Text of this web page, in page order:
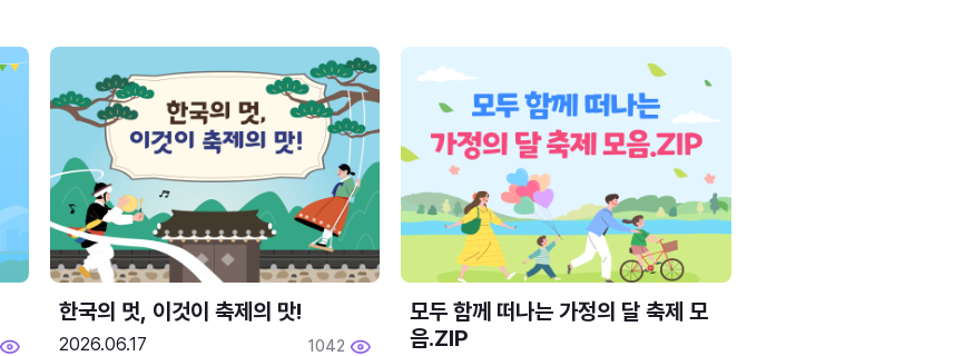
한국의 멋, 이것이 축제의 맛!
2026.06.17 1042
모두 함께 떠나는 가정의 달 축제 모
음.ZIP